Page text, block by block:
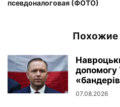
псевдоналоговая (ФОТО)
Похожие
допомогу
07.08.2026